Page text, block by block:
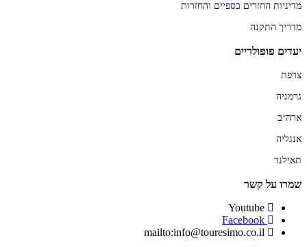
מדיניות החזרים כספיים והחזרות
מדריך התקנה
יעדים פופולריים
צרפת
גרמניה
ארה״ב
אנגליה
תאילנד
שמרו על קשר
Youtube
Facebook
mailto:info@touresimo.co.il